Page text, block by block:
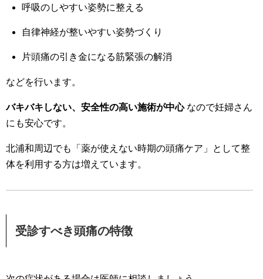
呼吸のしやすい姿勢に整える
自律神経が整いやすい姿勢づくり
片頭痛の引き金になる筋緊張の解消
などを行います。
バキバキしない、安全性の高い施術が中心なので妊婦さん
にも安心です。
北浦和周辺でも「薬が使えない時期の頭痛ケア」として整
体を利用する方は増えています。
受診すべき頭痛の特徴